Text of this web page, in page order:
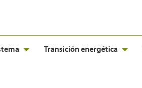
Transición energética